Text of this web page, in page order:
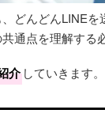
どんどんLINEを
通点を理解する
介 していきます。